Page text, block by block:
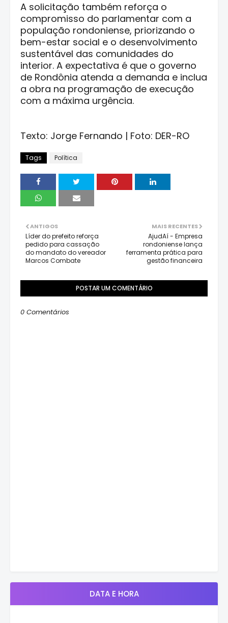
A solicitação também reforça o
compromisso do parlamentar com a
população rondoniense, priorizando o
bem-estar social e o desenvolvimento
sustentável das comunidades do
interior. A expectativa é que o governo
de Rondônia atenda a demanda e inclua
a obra na programação de execução
com a máxima urgência.
Texto: Jorge Fernando | Foto: DER-RO
Tags Política
MAIS RECENTES
AjudAí - Empresa
rondoniense lança
ferramenta prática para
gestão financeira
ANTIGOS
Líder do prefeito reforça
pedido para cassação
do mandato do vereador
Marcos Combate
POSTAR UM COMENTÁRIO
0 Comentários
DATA E HORA